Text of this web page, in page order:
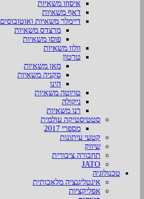
איסוזו משאיות
דאף משאיות
דיימלר משאיות ואוטובוסים
מרצדס משאיות
פוסו משאיות
וולוו משאיות
טרטון
מאן משאיות
סקניה משאיות
הינו
טויוטה משאיות
ניקולה
רנו משאיות
סטטיסטיקה עולמית
מספרי 2017
קטעי עיתונות
שיווק
תחבורה ציבורית
JATO
טכנולוגיה
אינטליגנציה מלאכותית
אפליקציות